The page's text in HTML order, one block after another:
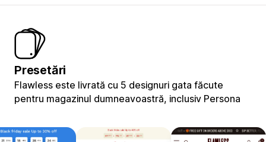
Presetări
Flawless este livrată cu 5 designuri gata făcute
pentru magazinul dumneavoastră, inclusiv Persona